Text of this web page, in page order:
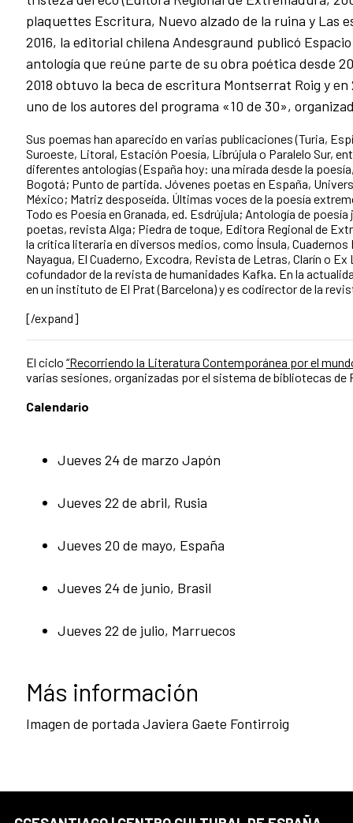
plaquettes Escritura, Nuevo alzado de la ruina y Las
2016, la editorial chilena Andesgraund publicó
antología que reúne parte de su obra poética desde
2018 obtuvo la beca de escritura Montserrat Roig y
uno de los autores del programa «10 de 30»,
Sus poemas han aparecido en varias publicaciones (Turia,
Suroeste, Litoral, Estación Poesía, Librújula o Paralelo Sur,
diferentes antologías (España hoy: una mirada desde la
Bogotá; Punto de partida. Jóvenes poetas en España,
México; Matriz desposeída. Últimas voces de la poesía
Todo es Poesía en Granada, ed. Esdrújula; Antología de
poetas, revista Alga; Piedra de toque, Editora Regional de
la crítica literaria en diversos medios, como Ínsula,
Nayagua, El Cuaderno, Excodra, Revista de Letras, Clarín o Ex
cofundador de la revista de humanidades Kafka. En la
en un instituto de El Prat (Barcelona) y es codirector de la
[/expand]
El ciclo “Recorriendo la Literatura Contemporánea por el
varias sesiones, organizadas por el sistema de bibliotecas de
Calendario
Jueves 24 de marzo Japón
Jueves 22 de abril, Rusia
Jueves 20 de mayo, España
Jueves 24 de junio, Brasil
Jueves 22 de julio, Marruecos
Más información
Imagen de portada Javiera Gaete Fontirroig